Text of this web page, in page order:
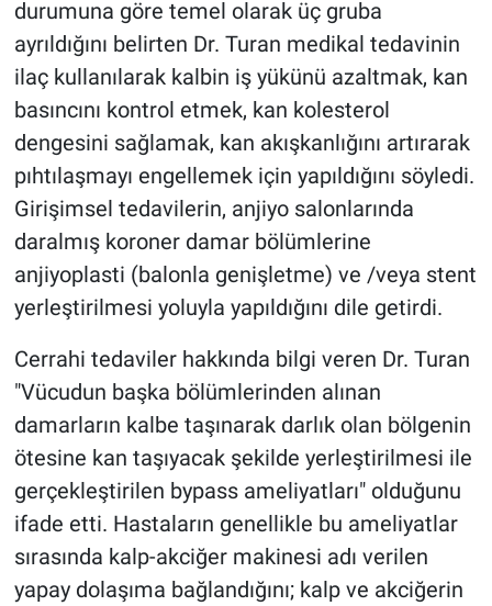
durumuna göre temel olarak üç gruba
ayrıldığını belirten Dr. Turan medikal tedavinin
ilaç kullanılarak kalbin iş yükünü azaltmak, kan
basıncını kontrol etmek, kan kolesterol
dengesini sağlamak, kan akışkanlığını artırarak
pıhtılaşmayı engellemek için yapıldığını söyledi.
Girişimsel tedavilerin, anjiyo salonlarında
daralmış koroner damar bölümlerine
anjiyoplasti (balonla genişletme) ve /veya stent
yerleştirilmesi yoluyla yapıldığını dile getirdi.
Cerrahi tedaviler hakkında bilgi veren Dr. Turan
"Vücudun başka bölümlerinden alınan
damarların kalbe taşınarak darlık olan bölgenin
ötesine kan taşıyacak şekilde yerleştirilmesi ile
gerçekleştirilen bypass ameliyatları" olduğunu
ifade etti. Hastaların genellikle bu ameliyatlar
sırasında kalp-akciğer makinesi adı verilen
yapay dolaşıma bağlandığını; kalp ve akciğerin